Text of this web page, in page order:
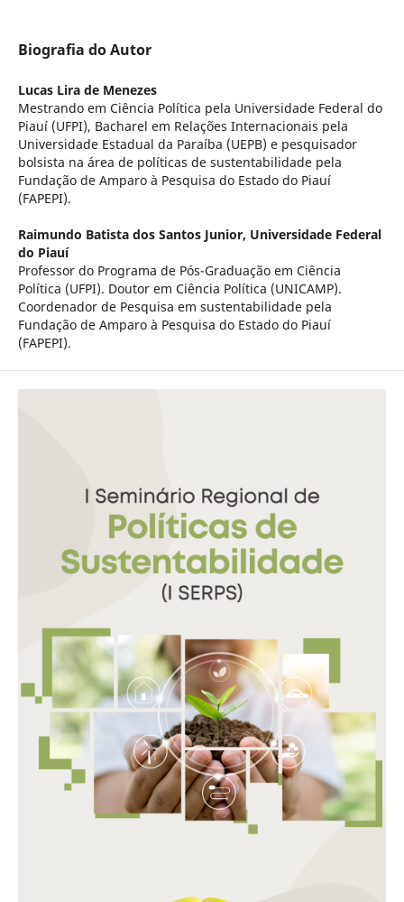
Biografia do Autor
Lucas Lira de Menezes
Mestrando em Ciência Política pela Universidade Federal do
Piauí (UFPI), Bacharel em Relações Internacionais pela
Universidade Estadual da Paraíba (UEPB) e pesquisador
bolsista na área de políticas de sustentabilidade pela
Fundação de Amparo à Pesquisa do Estado do Piauí
(FAPEPI).
Raimundo Batista dos Santos Junior, Universidade Federal
do Piauí
Professor do Programa de Pós-Graduação em Ciência
Política (UFPI). Doutor em Ciência Política (UNICAMP).
Coordenador de Pesquisa em sustentabilidade pela
Fundação de Amparo à Pesquisa do Estado do Piauí
(FAPEPI).